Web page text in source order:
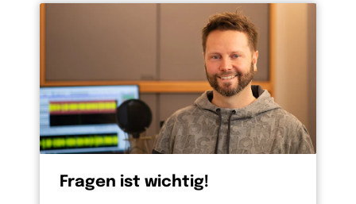
Fragen ist wichtig!